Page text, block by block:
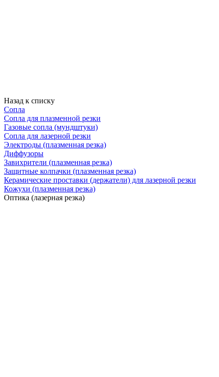
Назад к списку
Сопла
Сопла для плазменной резки
Газовые сопла (мундштуки)
Сопла для лазерной резки
Электроды (плазменная резка)
Диффузоры
Завихрители (плазменная резка)
Защитные колпачки (плазменная резка)
Керамические проставки (держатели) для лазерной резки
Кожухи (плазменная резка)
Оптика (лазерная резка)